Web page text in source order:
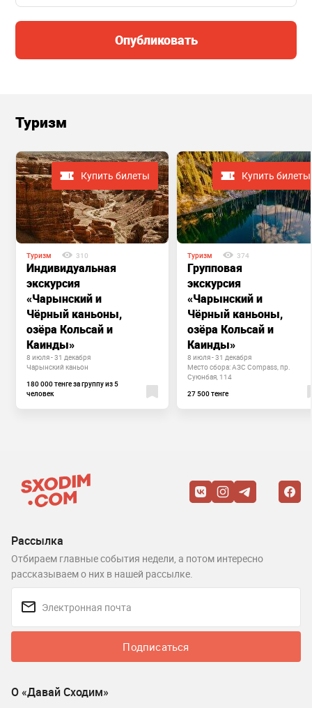
Опубликовать
Туризм
Купить билеты
Туризм 310
Индивидуальная
экскурсия
«Чарынский и
Чёрный каньоны,
озёра Кольсай и
Каинды»
8 июля - 31 декабря
Чарынский каньон
180 000 тенге за группу из 5
человек
Купить билеты
Туризм 374
Групповая
экскурсия
«Чарынский и
Чёрный каньоны,
озёра Кольсай и
Каинды»
8 июля - 31 декабря
Место сбора: АЗС Compass, пр.
Суюнбая, 114
27 500 тенге
Рассылка
Отбираем главные события недели, а потом интересно
рассказываем о них в нашей рассылке.
Подписаться
О «Давай Сходим»